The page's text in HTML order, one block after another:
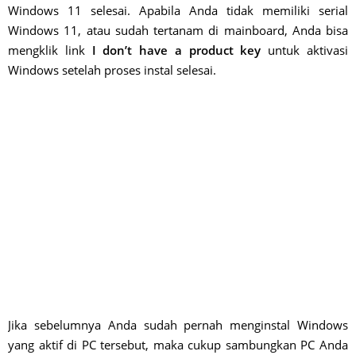
Windows 11 selesai. Apabila Anda tidak memiliki serial
Windows 11, atau sudah tertanam di mainboard, Anda bisa
mengklik link I don’t have a product key untuk aktivasi
Windows setelah proses instal selesai.
Jika sebelumnya Anda sudah pernah menginstal Windows
yang aktif di PC tersebut, maka cukup sambungkan PC Anda